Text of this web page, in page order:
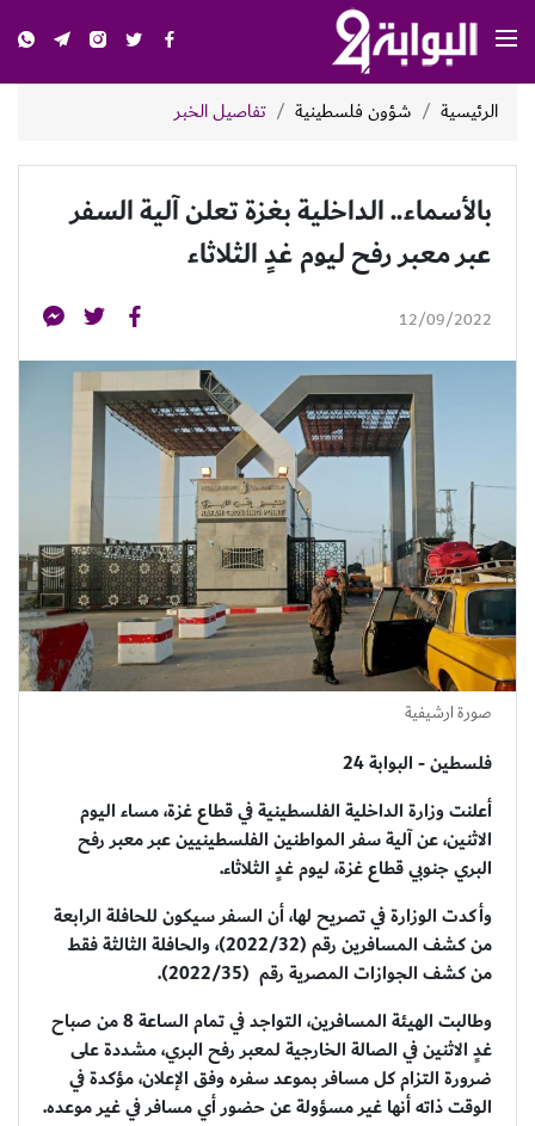
الرئيسية شؤون فلسطينية تفاصيل الخبر
بالأسماء.. الداخلية بغزة تعلن آلية السفر
عبر معبر رفح ليوم غدٍ الثلاثاء
12/09/2022
صورة ارشيفية
فلسطين - البوابة 24
أعلنت وزارة الداخلية الفلسطينية في قطاع غزة، مساء اليوم
الاثنين، عن آلية سفر المواطنين الفلسطينيين عبر معبر رفح
البري جنوبي قطاع غزة، ليوم غدٍ الثلاثاء.
وأكدت الوزارة في تصريح لها، أن السفر سيكون للحافلة الرابعة
من كشف المسافرين رقم (2022/32)، والحافلة الثالثة فقط
من كشف الجوازات المصرية رقم (2022/35).
وطالبت الهيئة المسافرين، التواجد في تمام الساعة 8 من صباح
غدٍ الاثنين في الصالة الخارجية لمعبر رفح البري، مشددة على
ضرورة التزام كل مسافر بموعد سفره وفق الإعلان، مؤكدة في
الوقت ذاته أنها غير مسؤولة عن حضور أي مسافر في غير موعده.